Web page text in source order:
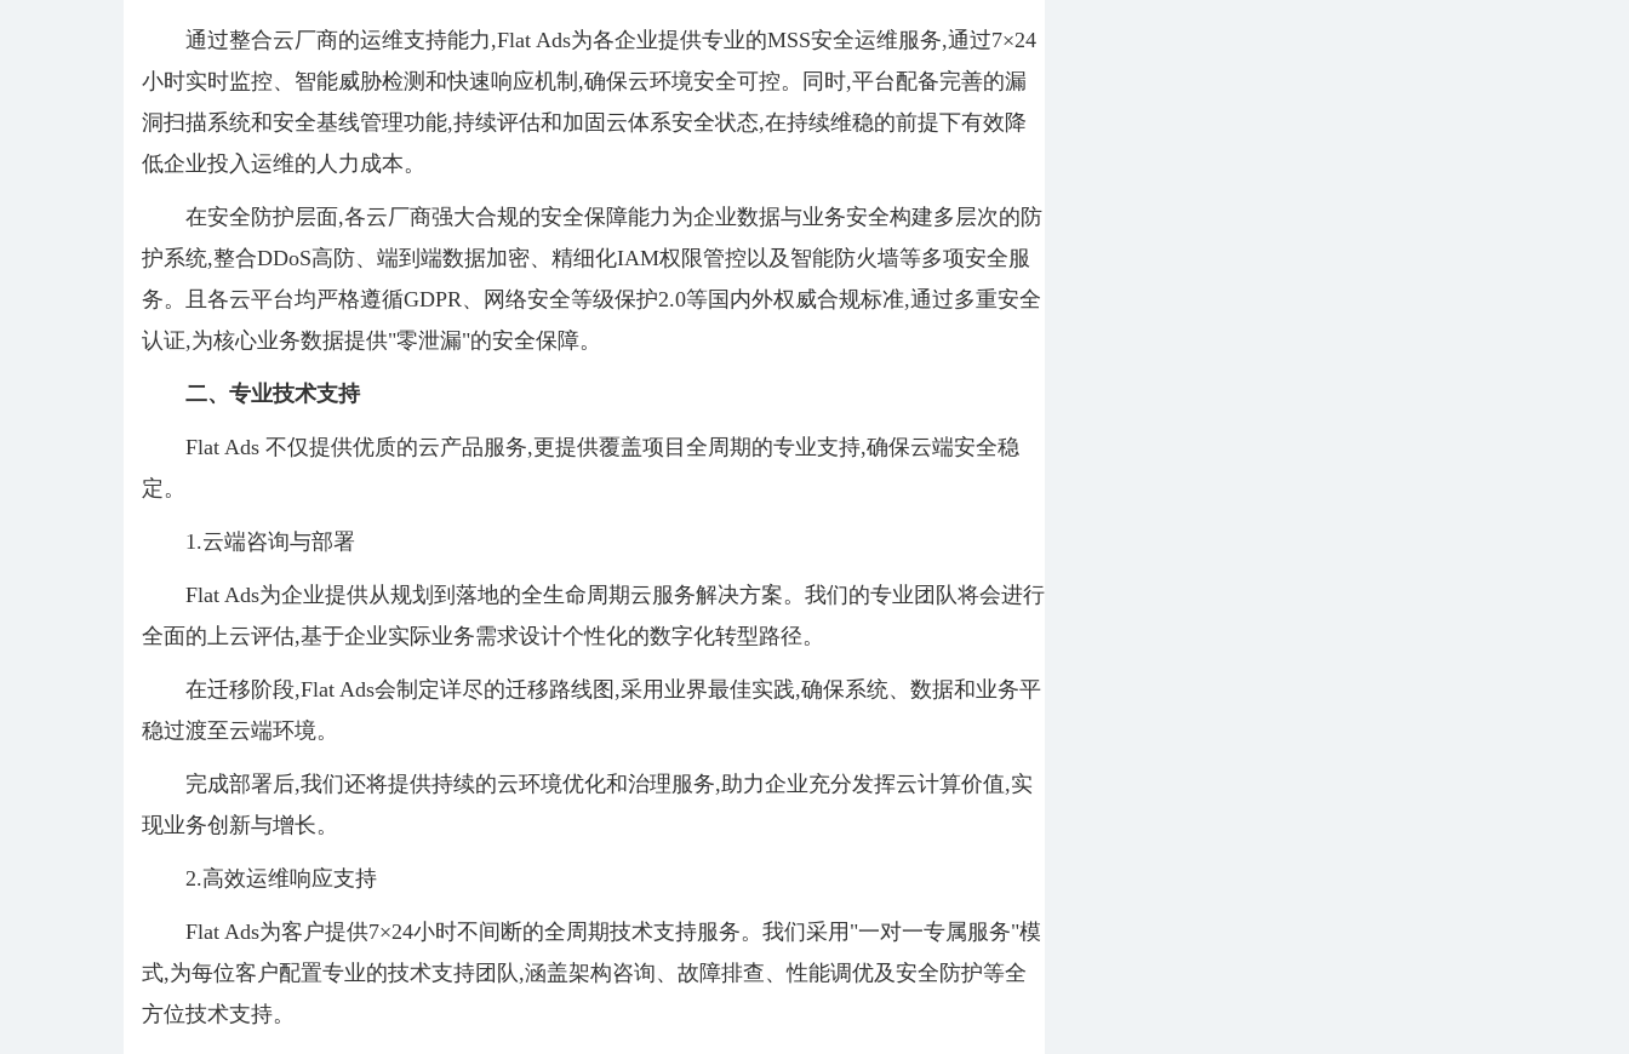
通过整合云厂商的运维支持能力,Flat Ads为各企业提供专业的MSS安全运维服务,通过7×24
小时实时监控、智能威胁检测和快速响应机制,确保云环境安全可控。同时,平台配备完善的漏
洞扫描系统和安全基线管理功能,持续评估和加固云体系安全状态,在持续维稳的前提下有效降
低企业投入运维的人力成本。
在安全防护层面,各云厂商强大合规的安全保障能力为企业数据与业务安全构建多层次的防
护系统,整合DDoS高防、端到端数据加密、精细化IAM权限管控以及智能防火墙等多项安全服
务。且各云平台均严格遵循GDPR、网络安全等级保护2.0等国内外权威合规标准,通过多重安全
认证,为核心业务数据提供"零泄漏"的安全保障。
二、 专业技术支持
Flat Ads 不仅提供优质的云产品服务,更提供覆盖项目全周期的专业支持,确保云端安全稳
定。
1.云端咨询与部署
Flat Ads为企业提供从规划到落地的全生命周期云服务解决方案。我们的专业团队将会进行
全面的上云评估,基于企业实际业务需求设计个性化的数字化转型路径。
在迁移阶段,Flat Ads会制定详尽的迁移路线图,采用业界最佳实践,确保系统、数据和业务平
稳过渡至云端环境。
完成部署后,我们还将提供持续的云环境优化和治理服务,助力企业充分发挥云计算价值,实
现业务创新与增长。
2.高效运维响应支持
Flat Ads为客户提供7×24小时不间断的全周期技术支持服务。我们采用"一对一专属服务"模
式,为每位客户配置专业的技术支持团队,涵盖架构咨询、故障排查、性能调优及安全防护等全
方位技术支持。